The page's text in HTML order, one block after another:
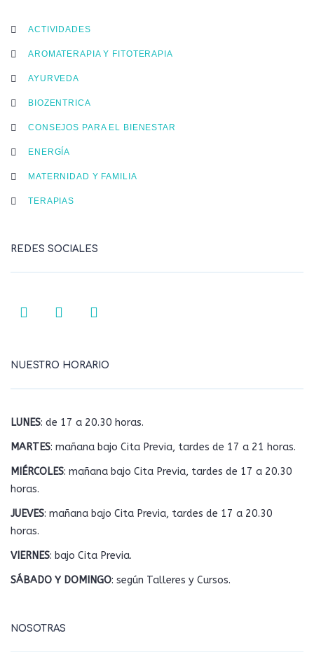
ACTIVIDADES
AROMATERAPIA Y FITOTERAPIA
AYURVEDA
BIOZENTRICA
CONSEJOS PARA EL BIENESTAR
ENERGÍA
MATERNIDAD Y FAMILIA
TERAPIAS
REDES SOCIALES
NUESTRO HORARIO
LUNES: de 17 a 20.30 horas.
MARTES: mañana bajo Cita Previa, tardes de 17 a 21 horas.
MIÉRCOLES: mañana bajo Cita Previa, tardes de 17 a 20.30
horas.
JUEVES: mañana bajo Cita Previa, tardes de 17 a 20.30
horas.
VIERNES: bajo Cita Previa.
SÁBADO Y DOMINGO: según Talleres y Cursos.
NOSOTRAS